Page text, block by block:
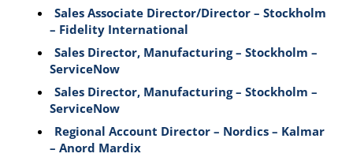
Sales Associate Director/Director – Stockholm
– Fidelity International
Sales Director, Manufacturing – Stockholm –
ServiceNow
Sales Director, Manufacturing – Stockholm –
ServiceNow
Regional Account Director – Nordics – Kalmar
– Anord Mardix